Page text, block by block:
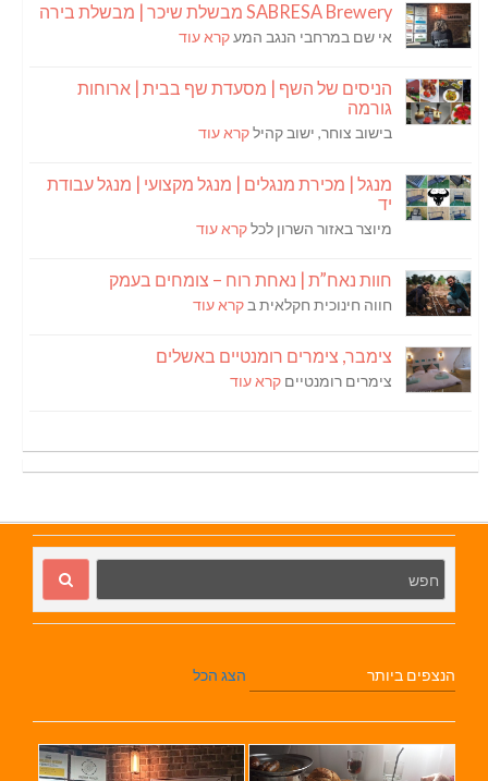
SABRESA Brewery מבשלת שיכר | מבשלת בירה
אי שם במרחבי הנגב המעקרא עוד
הניסים של השף | מסעדת שף בבית | ארוחות
גורמה
בישוב צוחר, ישוב קהילקרא עוד
מנגל | מכירת מנגלים | מנגל מקצועי | מנגל עבודת
יד
מיוצר באזור השרון לכלקרא עוד
חוות נאח”ת | נאחת רוח – צומחים בעמק
חווה חינוכית חקלאית ב קרא עוד
צימבר, צימרים רומנטיים באשלים
צימרים רומנטיים קרא עוד
הנצפים ביותר הצג הכל